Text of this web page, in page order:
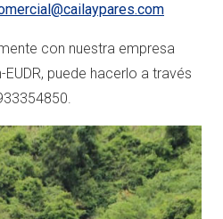
con nuestra empresa
puede hacerlo a través